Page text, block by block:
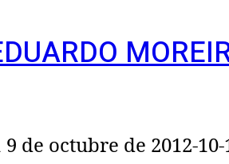
de octubre de 2012-10-